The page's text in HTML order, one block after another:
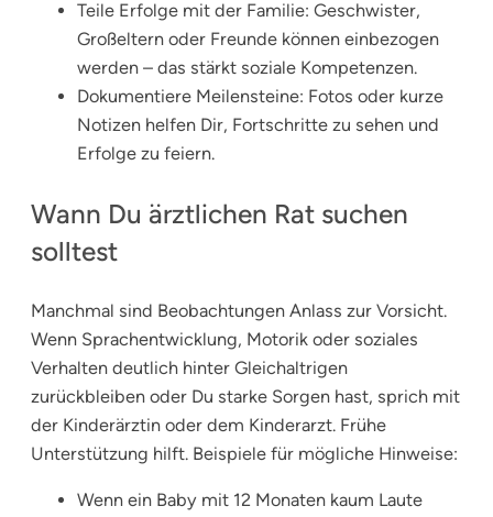
Teile Erfolge mit der Familie: Geschwister,
Großeltern oder Freunde können einbezogen
werden – das stärkt soziale Kompetenzen.
Dokumentiere Meilensteine: Fotos oder kurze
Notizen helfen Dir, Fortschritte zu sehen und
Erfolge zu feiern.
Wann Du ärztlichen Rat suchen
solltest
Manchmal sind Beobachtungen Anlass zur Vorsicht.
Wenn Sprachentwicklung, Motorik oder soziales
Verhalten deutlich hinter Gleichaltrigen
zurückbleiben oder Du starke Sorgen hast, sprich mit
der Kinderärztin oder dem Kinderarzt. Frühe
Unterstützung hilft. Beispiele für mögliche Hinweise:
Wenn ein Baby mit 12 Monaten kaum Laute